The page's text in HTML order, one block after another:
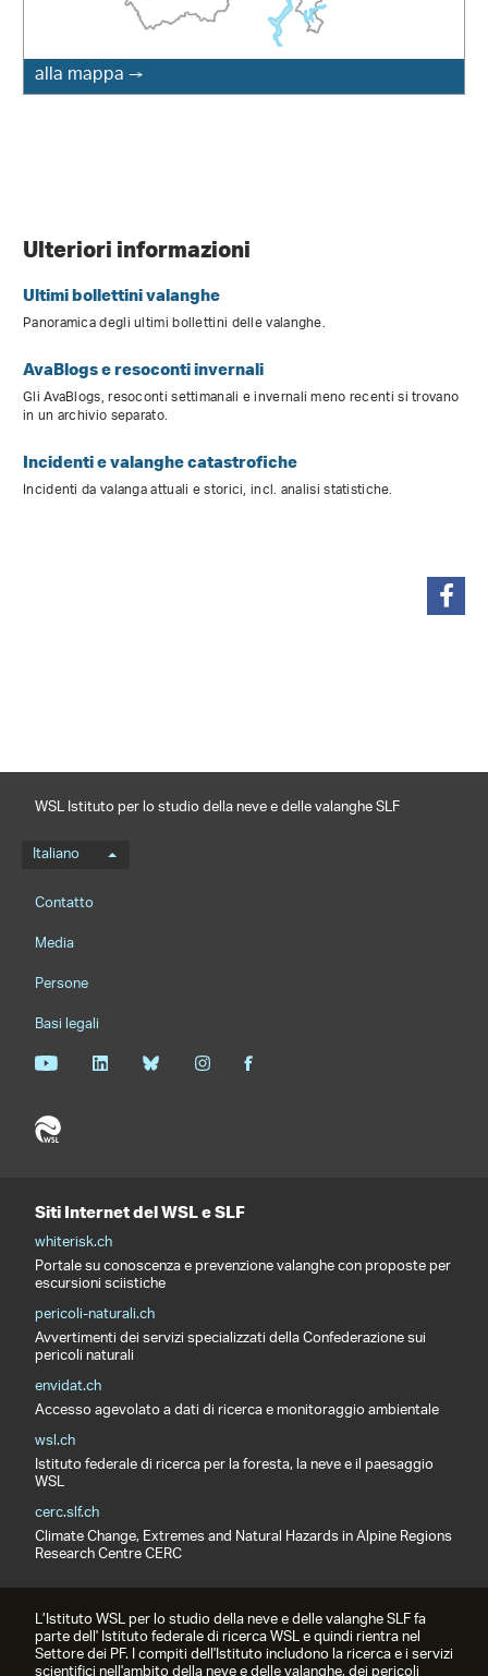
alla mappa →
Ulteriori informazioni
Ultimi bollettini valanghe
Panoramica degli ultimi bollettini delle valanghe.
AvaBlogs e resoconti invernali
Gli AvaBlogs, resoconti settimanali e invernali meno recenti si trovano
in un archivio separato.
Incidenti e valanghe catastrofiche
Incidenti da valanga attuali e storici, incl. analisi statistiche.
WSL Istituto per lo studio della neve e delle valanghe SLF
Menu della lingua
Italiano
Footernavigation
Contatto
Media
Persone
Basi legali
Siti Internet del WSL e SLF
whiterisk.ch
Portale su conoscenza e prevenzione valanghe con proposte per
escursioni sciistiche
pericoli-naturali.ch
Avvertimenti dei servizi specializzati della Confederazione sui
pericoli naturali
envidat.ch
Accesso agevolato a dati di ricerca e monitoraggio ambientale
wsl.ch
Istituto federale di ricerca per la foresta, la neve e il paesaggio
WSL
cerc.slf.ch
Climate Change, Extremes and Natural Hazards in Alpine Regions
Research Centre CERC
L’Istituto WSL per lo studio della neve e delle valanghe SLF fa
parte dell' Istituto federale di ricerca WSL e quindi rientra nel
Settore dei PF. I compiti dell'Istituto includono la ricerca e i servizi